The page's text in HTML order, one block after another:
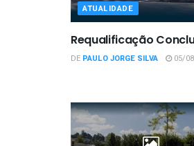
ATUALIDADE
Requalificação
DE PAULO JORGE SILVA 05/